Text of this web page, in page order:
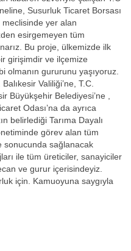
Susurluk Ticaret Borsası
yer alan
esirgemeyen tüm
Bu proje, ülkemizde ilk
girişimdir ve ilçemize
olmanın gururunu yaşıyoruz.
Valiliği’ne, T.C.
Büyükşehir Belediyesi’ne ,
Odası’na da ayrıca
belirlediği Tarıma Dayalı
görev alan tüm
sonucunda sağlanacak
ile tüm üreticiler, sanayiciler
ve gurur içerisindeyiz.
için. Kamuoyuna saygıyla